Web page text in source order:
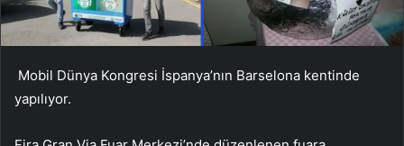
Mobil Dünya Kongresi İspanya’nın Barselona kentinde
yapılıyor.